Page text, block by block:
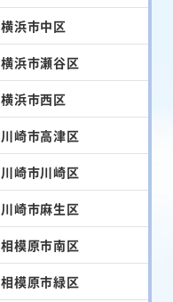
横浜市中区
横浜市瀬谷区
横浜市西区
川崎市高津区
川崎市川崎区
川崎市麻生区
相模原市南区
相模原市緑区